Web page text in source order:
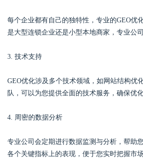
每个企业都有自己的独特性，专业的GEO优
是大型连锁企业还是小型本地商家，专业公
3. 技术支持
GEO优化涉及多个技术领域，如网站结构优
队，可以为您提供全面的技术服务，确保优
4. 周密的数据分析
专业公司会定期进行数据监测与分析，帮助
各个关键指标上的表现，便于您实时把握市